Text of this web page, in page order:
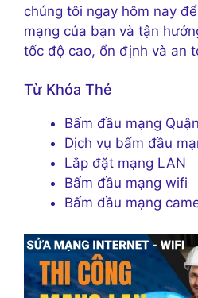
chúng tôi ngay hôm nay
mạng của bạn và tận
tốc độ cao, ổn định và an
Từ Khóa Thẻ
Bấm đầu mạng
Dịch vụ bấm đầu
Lắp đặt mạng LAN
Bấm đầu mạng wifi
Bấm đầu mạng